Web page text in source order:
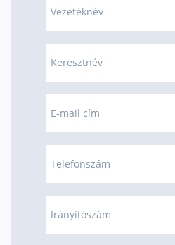
Vezetéknév
Keresztnév
E-mail cím
Telefonszám
Irányítószám